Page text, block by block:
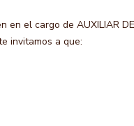
el cargo de AUXILIAR
invitamos a que: